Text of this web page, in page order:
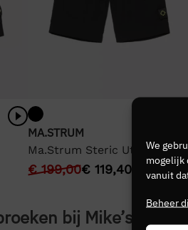
We
mogelijk
vanuit
Beheer
MA.STRUM
Ma.Strum Steric Utility
€199,00€119,40
bij Mike’s Just